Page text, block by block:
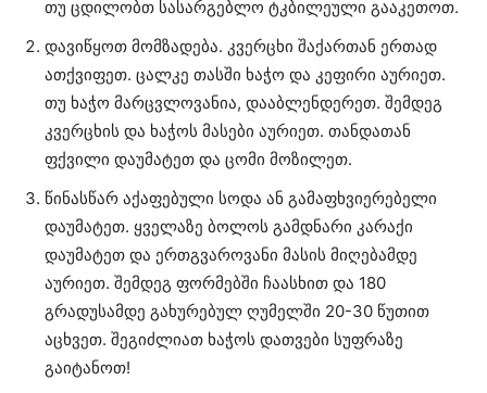
თუ ცდილობთ სასარგებლო ტკბილეული გააკეთოთ.
დავიწყოთ მომზადება. კვერცხი შაქართან ერთად
ათქვიფეთ. ცალკე თასში ხაჭო და კეფირი აურიეთ.
თუ ხაჭო მარცვლოვანია, დააბლენდერეთ. შემდეგ
კვერცხის და ხაჭოს მასები აურიეთ. თანდათან
ფქვილი დაუმატეთ და ცომი მოზილეთ.
წინასწარ აქაფებული სოდა ან გამაფხვიერებელი
დაუმატეთ. ყველაზე ბოლოს გამდნარი კარაქი
დაუმატეთ და ერთგვაროვანი მასის მიღებამდე
აურიეთ. შემდეგ ფორმებში ჩაასხით და 180
გრადუსამდე გახურებულ ღუმელში 20-30 წუთით
აცხვეთ. შეგიძლიათ ხაჭოს დათვები სუფრაზე
გაიტანოთ!